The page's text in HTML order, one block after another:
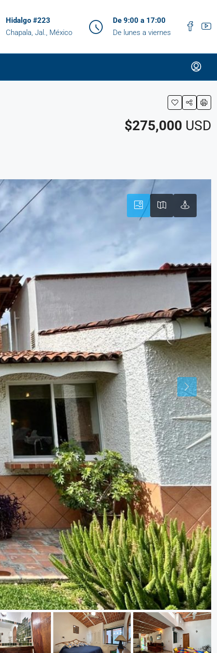
Hidalgo #223
Chapala, Jal., México
De 9:00 a 17:00
De lunes a viernes
$275,000 USD